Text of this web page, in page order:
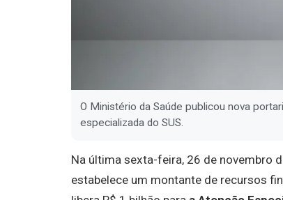
O Ministério da Saúde publicou nova
especializada do SUS.
Na última sexta-feira, 26 de novembro
estabelece um montante de recursos